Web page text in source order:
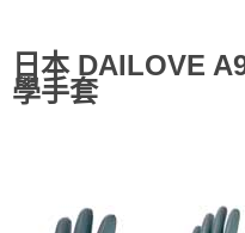
日本 DAILOVE
學手套